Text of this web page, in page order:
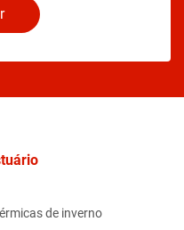
de inverno